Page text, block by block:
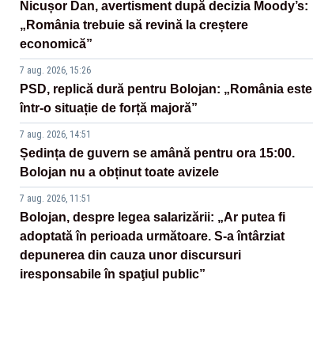
Nicușor Dan, avertisment după decizia Moody’s:
„România trebuie să revină la creștere
economică”
7 aug. 2026, 15:26
PSD, replică dură pentru Bolojan: „România este
într-o situație de forță majoră”
7 aug. 2026, 14:51
Ședința de guvern se amână pentru ora 15:00.
Bolojan nu a obținut toate avizele
7 aug. 2026, 11:51
Bolojan, despre legea salarizării: „Ar putea fi
adoptată în perioada următoare. S-a întârziat
depunerea din cauza unor discursuri
iresponsabile în spaţiul public”